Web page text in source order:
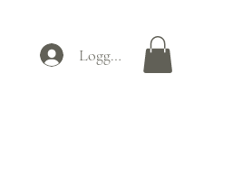
Logga in